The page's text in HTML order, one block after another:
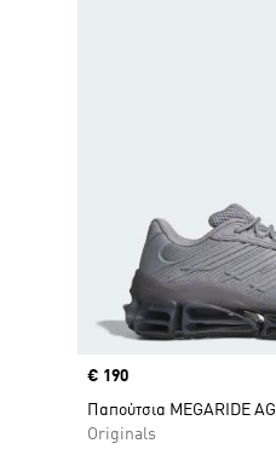
Price
€ 190
Παπούτσια MEGARIDE AG
Originals